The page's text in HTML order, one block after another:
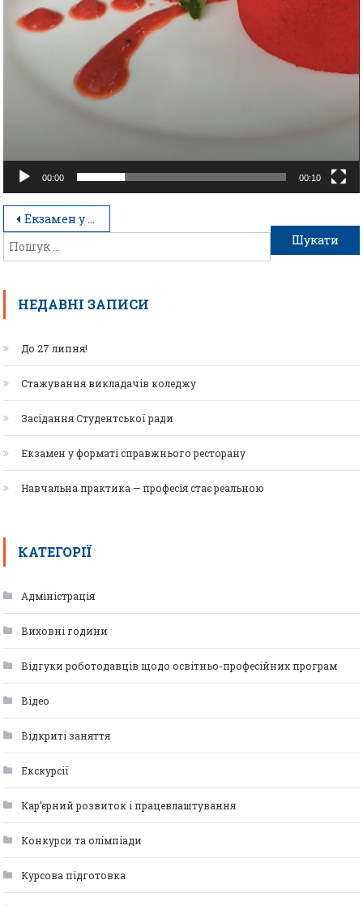
00:00 00:10
Екзамен у форматі справжнього ресторану
НЕДАВНІ ЗАПИСИ
До 27 липня!
Стажування викладачів коледжу
Засідання Студентської ради
Екзамен у форматі справжнього ресторану
Навчальна практика — професія стає реальною
КАТЕГОРІЇ
Адміністрація
Виховні години
Відгуки роботодавців щодо освітньо-професійних програм
Відео
Відкриті заняття
Екскурсії
Кар’єрний розвиток і працевлаштування
Конкурси та олімпіади
Курсова підготовка